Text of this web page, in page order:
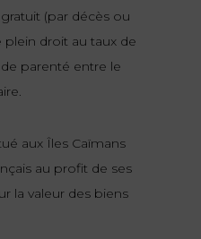
(par décès ou
droit au taux de
parenté entre le
aux Îles Caïmans
au profit de ses
la valeur des biens